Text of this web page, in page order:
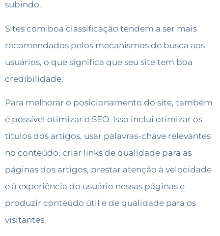
subindo.
Sites com boa classificação tendem a ser mais
recomendados pelos mecanismos de busca aos
usuários, o que significa que seu site tem boa
credibilidade.
Para melhorar o posicionamento do site, também
é possível otimizar o SEO. Isso inclui otimizar os
títulos dos artigos, usar palavras-chave relevantes
no conteúdo, criar links de qualidade para as
páginas dos artigos, prestar atenção à velocidade
e à experiência do usuário nessas páginas e
produzir conteúdo útil e de qualidade para os
visitantes.